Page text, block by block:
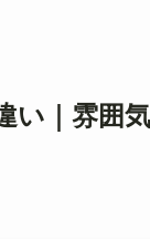
い｜雰囲